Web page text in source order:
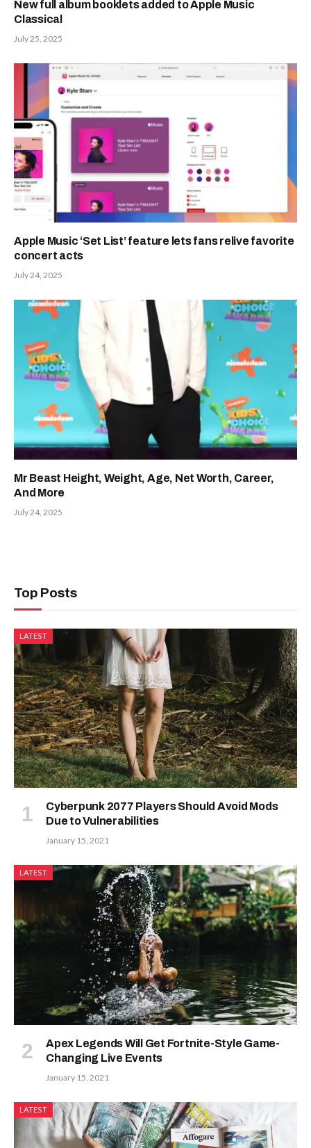
New full album booklets added to Apple Music
Classical
July 25, 2025
Apple Music ‘Set List’ feature lets fans relive favorite
concert acts
July 24, 2025
Mr Beast Height, Weight, Age, Net Worth, Career,
And More
July 24, 2025
Top Posts
LATEST
Cyberpunk 2077 Players Should Avoid Mods
Due to Vulnerabilities
January 15, 2021
LATEST
Apex Legends Will Get Fortnite-Style Game-
Changing Live Events
January 15, 2021
LATEST